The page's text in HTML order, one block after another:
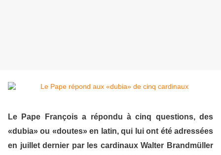
Le Pape François a répondu à cinq questions, des
«dubia» ou «doutes» en latin, qui lui ont été adressées
en juillet dernier par les cardinaux Walter Brandmüller